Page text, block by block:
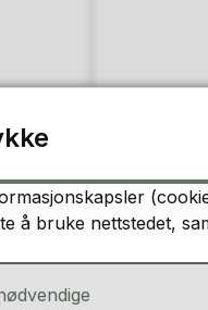
å bruke nettstedet,